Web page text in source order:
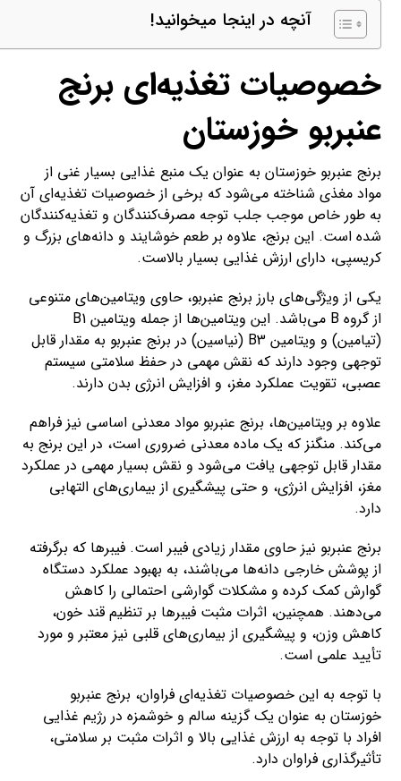
آنچه در اینجا میخوانید!
خصوصیات تغذیه‌ای برنج
عنبربو خوزستان
برنج عنبربو خوزستان به عنوان یک منبع غذایی بسیار غنی از
مواد مغذی شناخته می‌شود که برخی از خصوصیات تغذیه‌ای آن
به طور خاص موجب جلب توجه مصرف‌کنندگان و تغذیه‌کنندگان
شده است. این برنج، علاوه بر طعم خوشایند و دانه‌های بزرگ و
کریسپی، دارای ارزش غذایی بسیار بالاست.
یکی از ویژگی‌های بارز برنج عنبربو، حاوی ویتامین‌های متنوعی
از گروه B می‌باشد. این ویتامین‌ها از جمله ویتامین B1
(تیامین) و ویتامین B3 (نیاسین) در برنج عنبربو به مقدار قابل
توجهی وجود دارند که نقش مهمی در حفظ سلامتی سیستم
عصبی، تقویت عملکرد مغز، و افزایش انرژی بدن دارند.
علاوه بر ویتامین‌ها، برنج عنبربو مواد معدنی اساسی نیز فراهم
می‌کند. منگنز که یک ماده معدنی ضروری است، در این برنج به
مقدار قابل توجهی یافت می‌شود و نقش بسیار مهمی در عملکرد
مغز، افزایش انرژی، و حتی پیشگیری از بیماری‌های التهابی
دارد.
برنج عنبربو نیز حاوی مقدار زیادی فیبر است. فیبرها که برگرفته
از پوشش خارجی دانه‌ها می‌باشند، به بهبود عملکرد دستگاه
گوارش کمک کرده و مشکلات گوارشی احتمالی را کاهش
می‌دهند. همچنین، اثرات مثبت فیبرها بر تنظیم قند خون،
کاهش وزن، و پیشگیری از بیماری‌های قلبی نیز معتبر و مورد
تأیید علمی است.
با توجه به این خصوصیات تغذیه‌ای فراوان، برنج عنبربو
خوزستان به عنوان یک گزینه سالم و خوشمزه در رژیم غذایی
افراد با توجه به ارزش غذایی بالا و اثرات مثبت بر سلامتی،
تأثیرگذاری فراوان دارد.